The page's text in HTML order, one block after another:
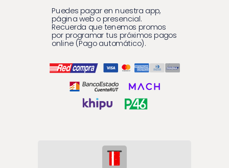
Puedes pagar en nuestra app,
página web o presencial.
Recuerda que tenemos promos
por programar tus próximos pagos
online (Pago automático).